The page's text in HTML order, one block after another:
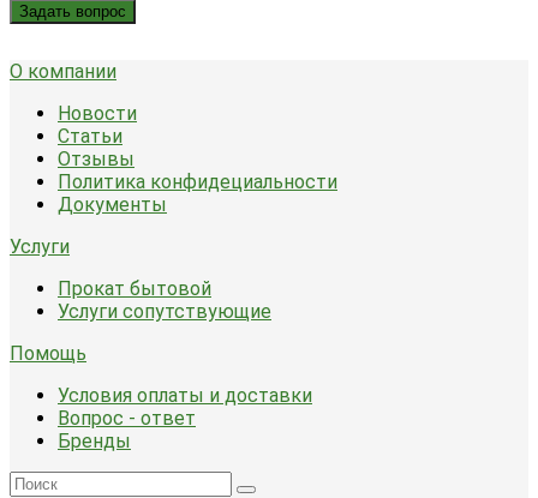
Задать вопрос
О компании
Новости
Статьи
Отзывы
Политика конфидециальности
Документы
Услуги
Прокат бытовой
Услуги сопутствующие
Помощь
Условия оплаты и доставки
Вопрос - ответ
Бренды